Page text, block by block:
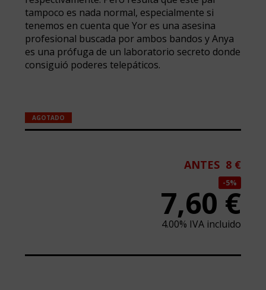
tampoco es nada normal, especialmente si
tenemos en cuenta que Yor es una asesina
profesional buscada por ambos bandos y Anya
es una prófuga de un laboratorio secreto donde
consiguió poderes telepáticos.
AGOTADO
ANTES 8 €
5%
7,60 €
4.00% IVA incluido